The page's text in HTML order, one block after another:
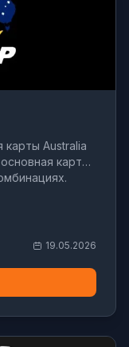
Australia
карта.
19.05.2026